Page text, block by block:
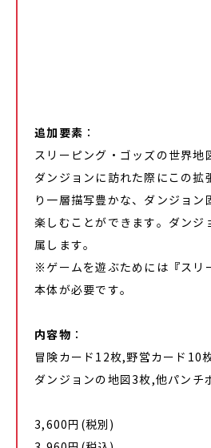
追加要素 ：
スリーピング・ゴッズの世界地
ダンジョンに訪れた際にこの拡
り一層描写豊かな、ダンジョン
楽しむことができます。ダンジ
属します。
※ゲームを遊ぶためには『スリ
本体が必要です。
内容物 ：
冒険カード12枚,野営カード10
ダンジョンの地図3枚,他パンチ
3,600円(税別)